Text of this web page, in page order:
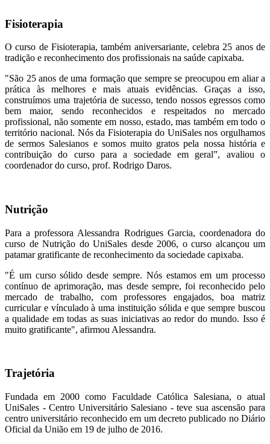
Fisioterapia
O curso de Fisioterapia, também aniversariante, celebra 25 anos de
tradição e reconhecimento dos profissionais na saúde capixaba.
"São 25 anos de uma formação que sempre se preocupou em aliar a
prática às melhores e mais atuais evidências. Graças a isso,
construímos uma trajetória de sucesso, tendo nossos egressos como
bem maior, sendo reconhecidos e respeitados no mercado
profissional, não somente em nosso, estado, mas também em todo o
território nacional. Nós da Fisioterapia do UniSales nos orgulhamos
de sermos Salesianos e somos muito gratos pela nossa história e
contribuição do curso para a sociedade em geral”, avaliou o
coordenador do curso, prof. Rodrigo Daros.
Nutrição
Para a professora Alessandra Rodrigues Garcia, coordenadora do
curso de Nutrição do UniSales desde 2006, o curso alcançou um
patamar gratificante de reconhecimento da sociedade capixaba.
"É um curso sólido desde sempre. Nós estamos em um processo
contínuo de aprimoração, mas desde sempre, foi reconhecido pelo
mercado de trabalho, com professores engajados, boa matriz
curricular e vínculado à uma instituição sólida e que sempre buscou
a qualidade em todas as suas iniciativas ao redor do mundo. Isso é
muito gratificante", afirmou Alessandra.
Trajetória
Fundada em 2000 como Faculdade Católica Salesiana, o atual
UniSales - Centro Universitário Salesiano - teve sua ascensão para
centro universitário reconhecido em um decreto publicado no Diário
Oficial da União em 19 de julho de 2016.